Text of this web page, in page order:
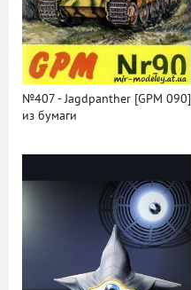
№407 - Jagdpanther [GPM 090]
из бумаги